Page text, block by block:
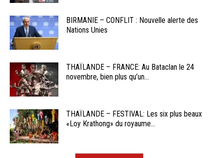
BIRMANIE – CONFLIT : Nouvelle alerte des
Nations Unies
THAÏLANDE – FRANCE: Au Bataclan le 24
novembre, bien plus qu’un...
THAÏLANDE – FESTIVAL: Les six plus beaux
«Loy Krathong» du royaume...